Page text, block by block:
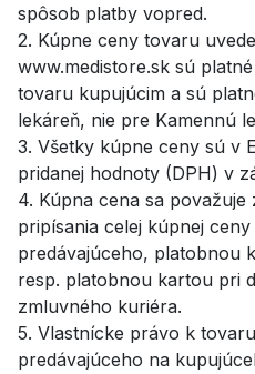
spôsob platby vopred.
2. Kúpne ceny tovaru
www.medistore.sk sú
tovaru kupujúcim a sú
lekáreň, nie pre Kamennú
3. Všetky kúpne ceny sú v
pridanej hodnoty (DPH) v
4. Kúpna cena sa
pripísania celej kúpnej
predávajúceho, platobnou
resp. platobnou kartou pri
zmluvného kuriéra.
5. Vlastnícke právo k
predávajúceho na